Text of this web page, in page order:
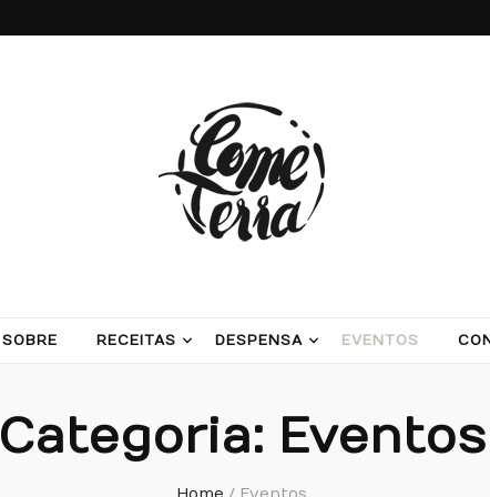
SOBRE RECEITAS DESPENSA EVENTOS
Categoria: Eventos